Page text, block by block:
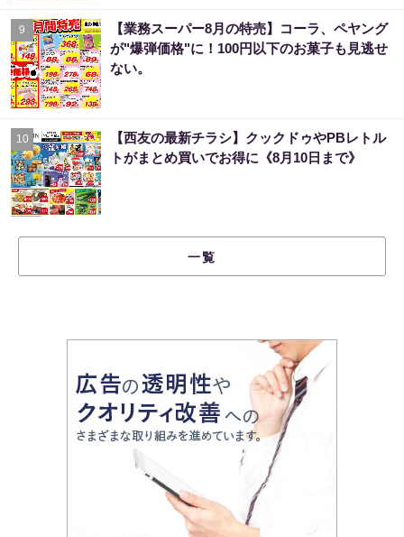
9
【業務スーパー8月の特売】コーラ、ペヤング
が"爆弾価格"に！100円以下のお菓子も見逃せ
ない。
10
【西友の最新チラシ】クックドゥやPBレトル
トがまとめ買いでお得に《8月10日まで》
一覧